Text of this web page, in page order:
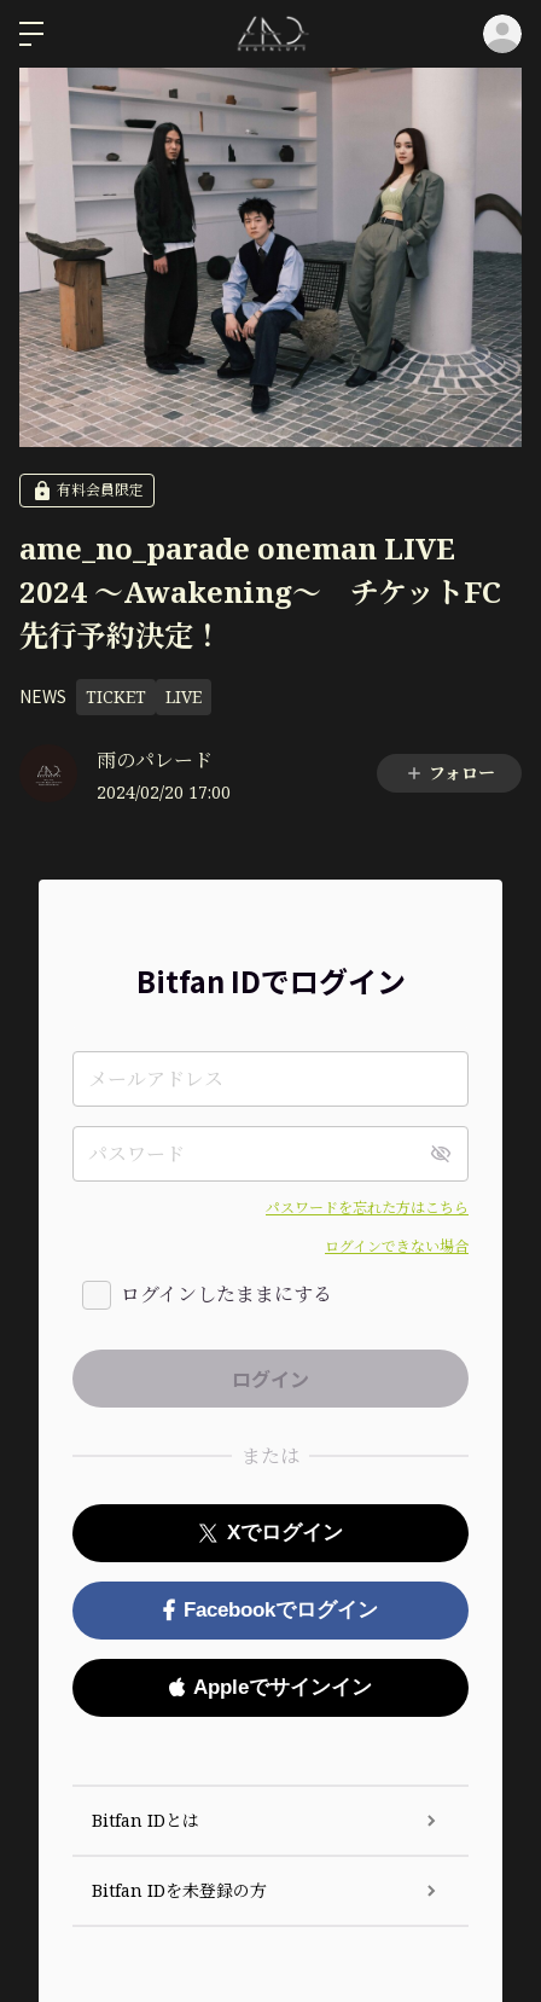
有料会員限定
ame_no_parade oneman LIVE
2024 ～Awakening～ チケットFC
先行予約決定！
NEWS TICKET LIVE
雨のパレード
2024/02/20 17:00
フォロー
Bitfan IDでログイン
パスワードを忘れた方はこちら
ログインできない場合
ログインしたままにする
または
Xでログイン
Facebookでログイン
Appleでサインイン
Bitfan IDとは
Bitfan IDを未登録の方